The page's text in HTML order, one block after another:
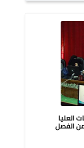
العليا
من الفصل